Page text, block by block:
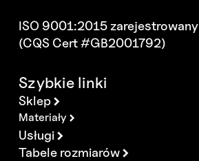
ISO 9001:2015 zarejestrowany
(CQS Cert #GB2001792)
Szybkie linki
Sklep
Materiały
Usługi
Tabele rozmiarów